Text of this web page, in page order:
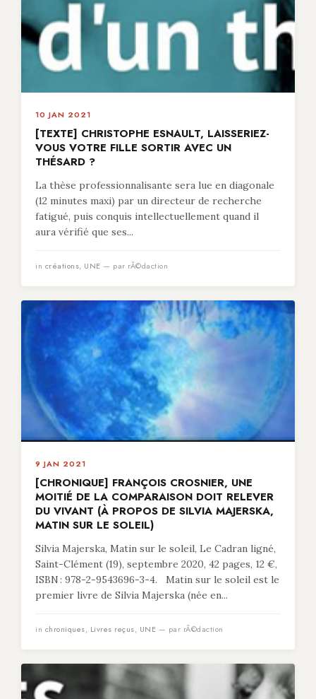
10 JAN 2021
[TEXTE] CHRISTOPHE ESNAULT, LAISSERIEZ-
VOUS VOTRE FILLE SORTIR AVEC UN
THÉSARD ?
La thèse professionnalisante sera lue en diagonale
(12 minutes maxi) par un directeur de recherche
fatigué, puis conquis intellectuellement quand il
aura vérifié que ses...
in créations, UNE — par rÃ©daction
9 JAN 2021
[CHRONIQUE] FRANÇOIS CROSNIER, UNE
MOITIÉ DE LA COMPARAISON DOIT RELEVER
DU VIVANT (À PROPOS DE SILVIA MAJERSKA,
MATIN SUR LE SOLEIL)
Silvia Majerska, Matin sur le soleil, Le Cadran ligné,
Saint-Clément (19), septembre 2020, 42 pages, 12 €,
ISBN : 978-2-9543696-3-4. Matin sur le soleil est le
premier livre de Silvia Majerska (née en...
in chroniques, Livres reçus, UNE — par rÃ©daction